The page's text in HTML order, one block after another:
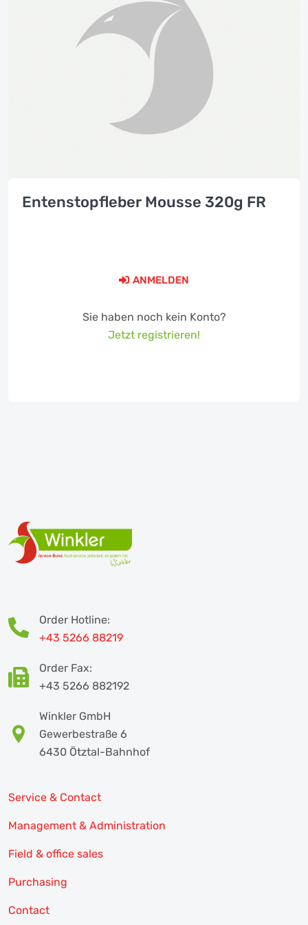
Entenstopfleber Mousse 320g FR
ANMELDEN
Sie haben noch kein Konto?
Jetzt registrieren!
Order Hotline:
+43 5266 88219
Order Fax:
+43 5266 882192
Winkler GmbH
Gewerbestraße 6
6430 Ötztal-Bahnhof
Service & Contact
Management & Administration
Field & office sales
Purchasing
Contact